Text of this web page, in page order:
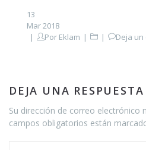
13
Mar 2018
Por Eklam Deja
DEJA UNA RESPUESTA
Su dirección de correo electrónico
campos obligatorios están